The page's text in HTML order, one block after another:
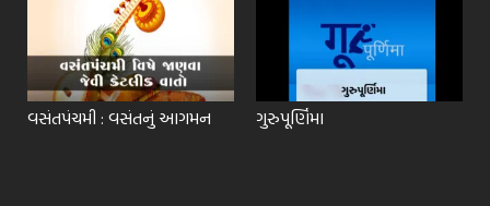
વસંતપંચમી : વસંતનું આગમન ગુરુપૂર્ણિમા